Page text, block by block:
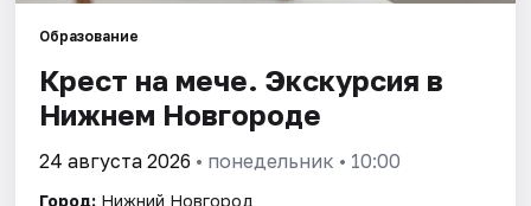
Образование
Крест на мече. Экскурсия в
Нижнем Новгороде
24 августа 2026 • понедельник • 10:00
Город: Нижний Новгород